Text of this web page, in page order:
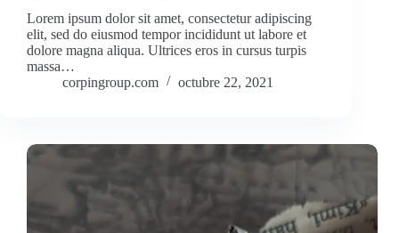
Lorem ipsum dolor sit amet, consectetur adipiscing
elit, sed do eiusmod tempor incididunt ut labore et
dolore magna aliqua. Ultrices eros in cursus turpis
massa…
corpingroup.com
octubre 22, 2021